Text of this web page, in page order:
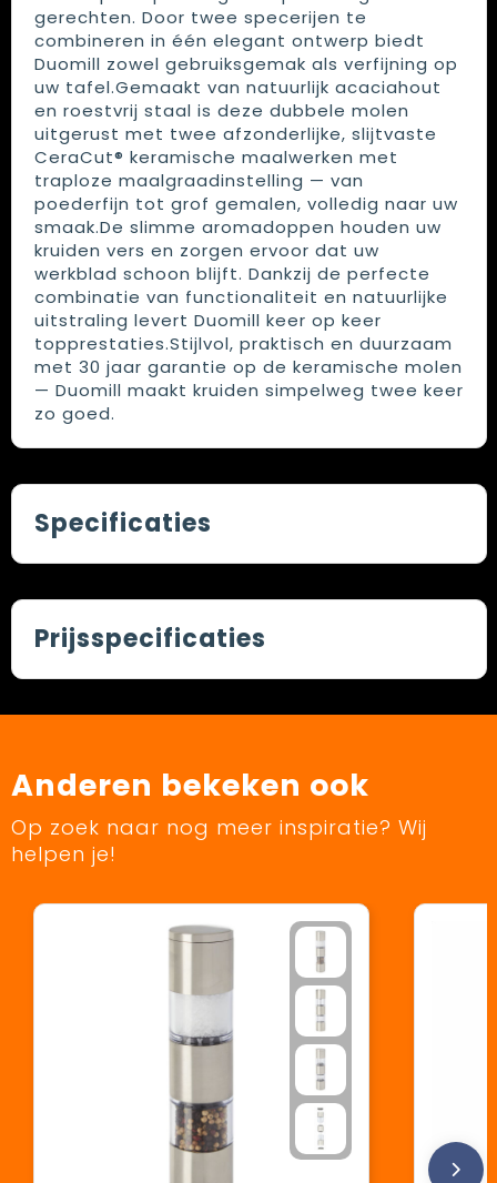
gerechten. Door twee specerijen te
combineren in één elegant ontwerp biedt
Duomill zowel gebruiksgemak als verfijning op
uw tafel.Gemaakt van natuurlijk acaciahout
en roestvrij staal is deze dubbele molen
uitgerust met twee afzonderlijke, slijtvaste
CeraCut® keramische maalwerken met
traploze maalgraadinstelling — van
poederfijn tot grof gemalen, volledig naar uw
smaak.De slimme aromadoppen houden uw
kruiden vers en zorgen ervoor dat uw
werkblad schoon blijft. Dankzij de perfecte
combinatie van functionaliteit en natuurlijke
uitstraling levert Duomill keer op keer
topprestaties.Stijlvol, praktisch en duurzaam
met 30 jaar garantie op de keramische molen
— Duomill maakt kruiden simpelweg twee keer
zo goed.
Specificaties
Prijsspecificaties
Anderen bekeken ook
Op zoek naar nog meer inspiratie? Wij
helpen je!